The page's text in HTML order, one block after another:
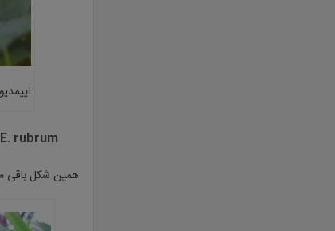
E. rubrum
همین شکل باقی می‌مانند.